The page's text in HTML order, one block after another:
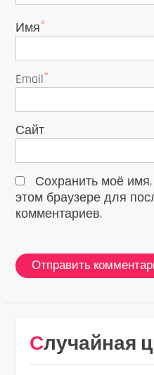
Имя*
Email*
Сайт
Сохранить моё
этом браузере для
комментариев.
Случайная